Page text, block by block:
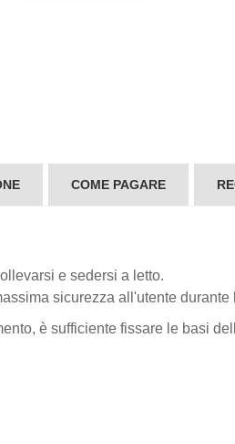
COME PAGARE
e sedersi a letto.
sicurezza all'utente durante
è sufficiente fissare le basi